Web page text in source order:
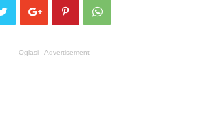
Oglasi - Advertisement